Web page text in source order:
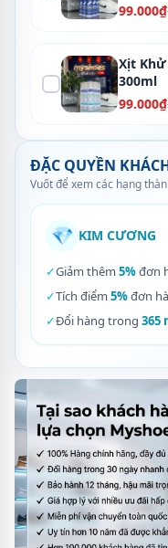
99.000₫
Xịt Khử
300ml
99.000₫
ĐẶC QUYỀN
Vuốt để xem các hạng
💎 KIM CƯƠNG
✓Giảm thêm 5%đơn
✓Tích điểm 5%đơn
✓Đổi hàng trong 365